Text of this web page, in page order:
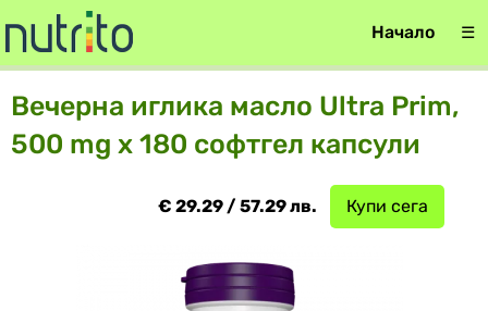
Начало ☰
Вечерна иглика масло Ultra Prim,
500 mg х 180 софтгел капсули
Купи сега
€ 29.29 / 57.29 лв.